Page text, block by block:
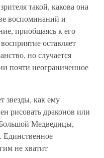
такой, какова она
воспоминаний и
приобщаясь к его
оставляет
но случается
почти неограниченное
звезды, как ему
рисовать драконов или
Медведицы,
не хватит